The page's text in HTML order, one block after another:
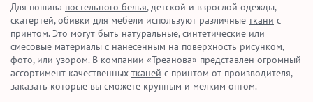
Для пошива постельного белья, детской и взрослой одежды,
скатертей, обивки для мебели используют различные ткани с
принтом. Это могут быть натуральные, синтетические или
смесовые материалы с нанесенным на поверхность рисунком,
фото, или узором. В компании «Треанова» представлен огромный
ассортимент качественных тканей с принтом от производителя,
заказать которые вы сможете крупным и мелким оптом.